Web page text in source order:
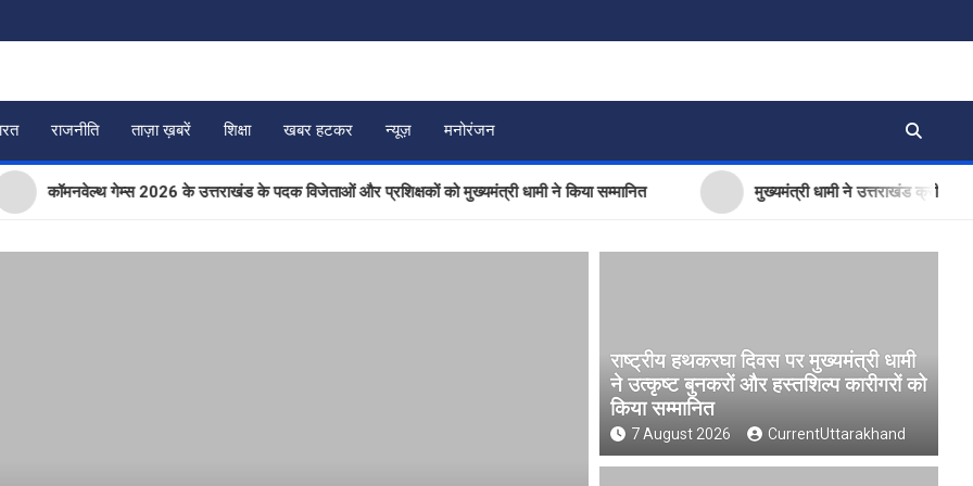
राजनीति ताज़ा ख़बरें शिक्षा खबर हटकर न्यूज़ मनोरंजन
गेम्स 2026 के उत्तराखंड के पदक विजेताओं और प्रशिक्षकों को मुख्यमंत्री धामी ने किया सम्मानित मुख्यमंत्री धामी ने उत्तराखंड क्रीड़ा
राष्ट्रीय हथकरघा दिवस पर मुख्यमंत्री धामी
ने उत्कृष्ट बुनकरों और हस्तशिल्प कारीगरों को
किया सम्मानित
7 August 2026 CurrentUttarakhand